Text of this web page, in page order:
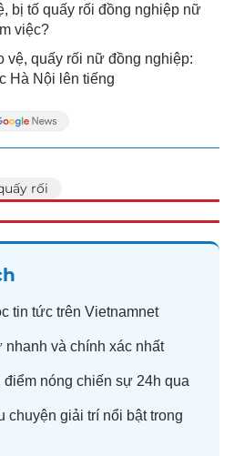
bị tố quấy rối đồng nghiệp nữ
việc?
vệ, quấy rối nữ đồng nghiệp:
Hà Nội lên tiếng
rối
tin tức trên Vietnamnet
nhanh và chính xác nhất
điểm nóng chiến sự 24h qua
chuyện giải trí nổi bật trong